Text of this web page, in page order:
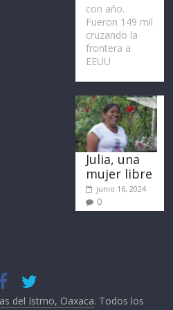
con año.
Fueron 149 mil
cruzando la
frontera a
EEUU
Julia, una
mujer libre
junio 16, 2024
0
del Istmo, Oaxaca. Todos los